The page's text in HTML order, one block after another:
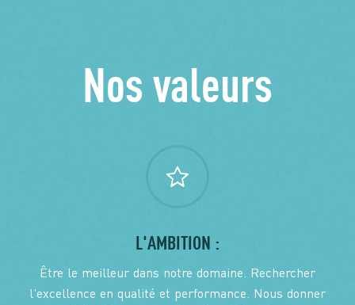
Nos valeurs
L'AMBITION :
Être le meilleur dans notre domaine. Rechercher
l'excellence en qualité et performance. Nous donner